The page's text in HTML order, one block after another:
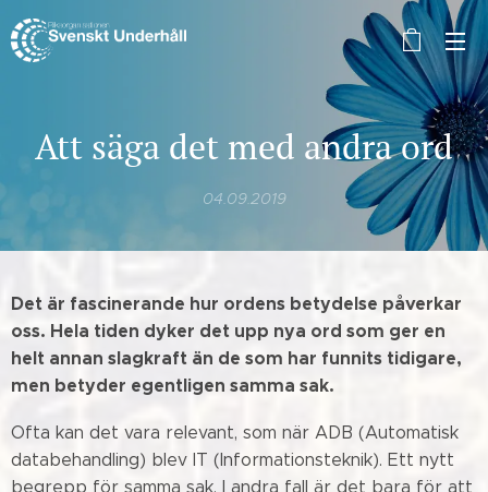
Att säga det med andra ord
04.09.2019
Det är fascinerande hur ordens betydelse påverkar
oss. Hela tiden dyker det upp nya ord som ger en
helt annan slagkraft än de som har funnits tidigare,
men betyder egentligen samma sak.
Ofta kan det vara relevant, som när ADB (Automatisk
databehandling) blev IT (Informationsteknik). Ett nytt
begrepp för samma sak. I andra fall är det bara för att